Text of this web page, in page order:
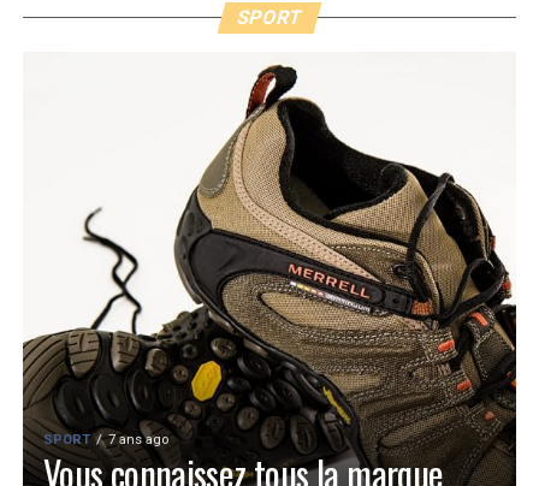
SPORT
SPORT 7 ans ago
Vous connaissez tous la marque